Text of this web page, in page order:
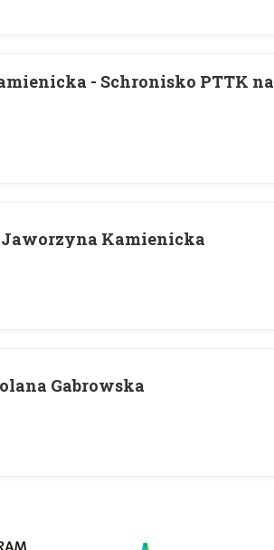
- Schronisko PTTK na
Kamienicka
Gabrowska